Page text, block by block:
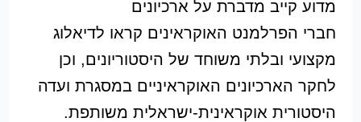
מדוע קייב מדברת על ארכיונים
חברי הפרלמנט האוקראינים קראו לדיאלוג
מקצועי ובלתי משוחד של היסטוריונים, וכן
לחקר הארכיונים האוקראיניים במסגרת ועדה
היסטורית אוקראינית-ישראלית משותפת.